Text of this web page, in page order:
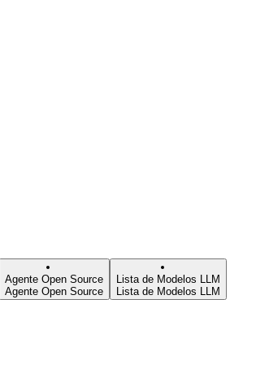
Agente Open Source
Agente Open Source
Lista de Modelos LLM
Lista de Modelos LLM